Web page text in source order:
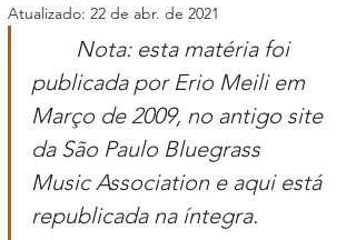
Atualizado: 22 de abr. de 2021
Nota: esta matéria foi
publicada por Erio Meili em
Março de 2009, no antigo site
da São Paulo Bluegrass
Music Association e aqui está
republicada na íntegra.